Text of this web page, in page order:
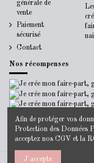
générale de
vente
Paiement
sécurisé
Contact
Nos récompenses
Afin de protéger vos
Protection des Données
acceptez nos CGV et la
J'accepte